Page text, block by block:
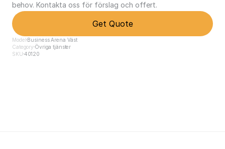
behov. Kontakta oss för förslag och offert.
Get Quote
Model Business Arena Väst
Category Övriga tjänster
SKU 40120